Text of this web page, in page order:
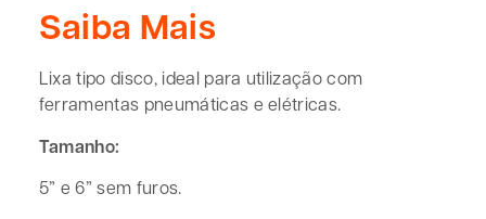
Saiba Mais
Lixa tipo disco, ideal para utilização com
ferramentas pneumáticas e elétricas.
Tamanho:
5” e 6” sem furos.